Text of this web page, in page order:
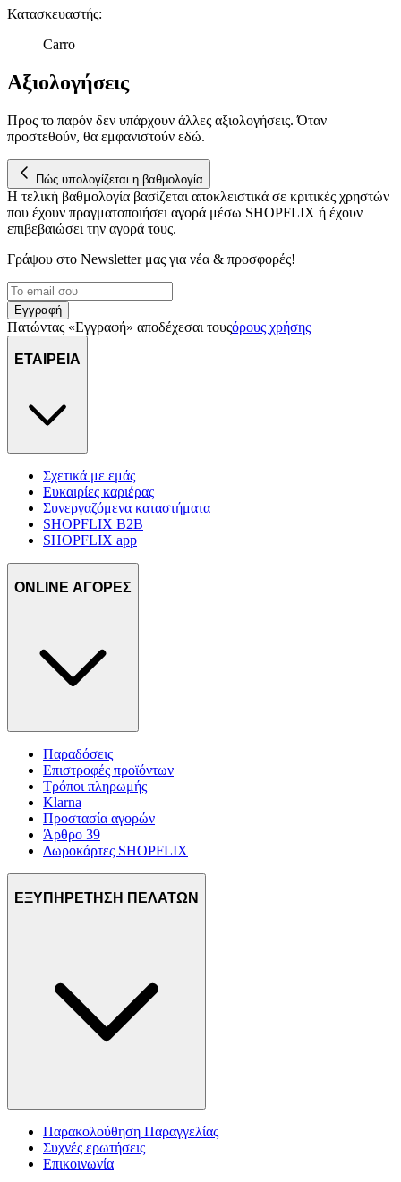
Κατασκευαστής:
Carro
Αξιολογήσεις
Προς το παρόν δεν υπάρχουν άλλες αξιολογήσεις. Όταν
προστεθούν, θα εμφανιστούν εδώ.
Πώς υπολογίζεται η βαθμολογία
Η τελική βαθμολογία βασίζεται αποκλειστικά σε κριτικές χρηστών
που έχουν πραγματοποιήσει αγορά μέσω SHOPFLIX ή έχουν
επιβεβαιώσει την αγορά τους.
Γράψου στο Νewsletter μας για νέα & προσφορές!
Εγγραφή
Πατώντας «Εγγραφή» αποδέχεσαι τουςόρους χρήσης
ΕΤΑΙΡΕΙΑ
Σχετικά με εμάς
Ευκαιρίες καριέρας
Συνεργαζόμενα καταστήματα
SHOPFLIX B2B
SHOPFLIX app
ONLINE ΑΓΟΡΕΣ
Παραδόσεις
Επιστροφές προϊόντων
Τρόποι πληρωμής
Klarna
Προστασία αγορών
Άρθρο 39
Δωροκάρτες SHOPFLIX
ΕΞΥΠΗΡΕΤΗΣΗ ΠΕΛΑΤΩΝ
Παρακολούθηση Παραγγελίας
Συχνές ερωτήσεις
Επικοινωνία